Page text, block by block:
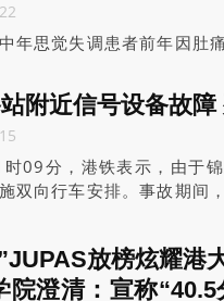
年思觉失调患者前年因肚
案件今早在死因庭展开首
便嵌塞的机会低，故没有
便情况，医生回应“唔太记
。
附近信号设备故
09分，港铁表示，由于
双向行车安排。事故期间
放榜炫耀港
院澄清：宣称